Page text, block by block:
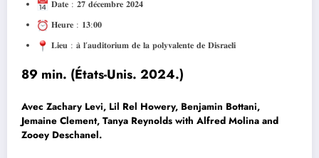
𝐃𝐚𝐭𝐞 : 𝟐𝟕 𝐝𝐞́𝐜𝐞𝐦𝐛𝐫𝐞 𝟐𝟎𝟐𝟒
𝐇𝐞𝐮𝐫𝐞 : 𝟏𝟑:𝟎𝟎
𝐋𝐢𝐞𝐮 : 𝐚̀ 𝐥’𝐚𝐮𝐝𝐢𝐭𝐨𝐫𝐢𝐮𝐦 𝐝𝐞 𝐥𝐚 𝐩𝐨𝐥𝐲𝐯𝐚𝐥𝐞𝐧𝐭𝐞 𝐝𝐞 𝐃𝐢𝐬𝐫𝐚𝐞𝐥𝐢
89 min. (États-Unis. 2024.)
Avec Zachary Levi, Lil Rel Howery, Benjamin Bottani,
Jemaine Clement, Tanya Reynolds with Alfred Molina and
Zooey Deschanel.